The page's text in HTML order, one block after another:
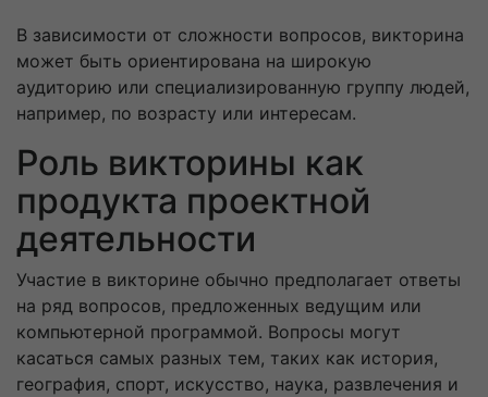
В зависимости от сложности вопросов, викторина
может быть ориентирована на широкую
аудиторию или специализированную группу людей,
например, по возрасту или интересам.
Роль викторины как
продукта проектной
деятельности
Участие в викторине обычно предполагает ответы
на ряд вопросов, предложенных ведущим или
компьютерной программой. Вопросы могут
касаться самых разных тем, таких как история,
география, спорт, искусство, наука, развлечения и